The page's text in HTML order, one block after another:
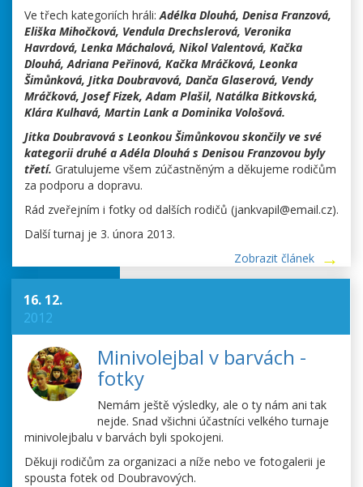
Ve třech kategoriích hráli:Adélka Dlouhá, Denisa Franzová,
Eliška Mihočková, Vendula Drechslerová, Veronika
Havrdová, Lenka Máchalová, Nikol Valentová, Kačka
Dlouhá, Adriana Peřinová, Kačka Mráčková, Leonka
Šimůnková, Jitka Doubravová, Danča Glaserová, Vendy
Mráčková, Josef Fizek, Adam Plašil, Natálka Bitkovská,
Klára Kulhavá, Martin Lank a Dominika Vološová.
Jitka Doubravová s Leonkou Šimůnkovou skončily ve své
kategorii druhé a Adéla Dlouhá s Denisou Franzovou byly
třetí. Gratulujeme všem zúčastněným a děkujeme rodičům
za podporu a dopravu.
Rád zveřejním i fotky od dalších rodičů (jankvapil@email.cz).
Další turnaj je 3. února 2013.
Zobrazit článek
16. 12.
2012
Minivolejbal v barvách -
fotky
Nemám ještě výsledky, ale o ty nám ani tak
nejde. Snad všichni účastníci velkého turnaje
minivolejbalu v barvách byli spokojeni.
Děkuji rodičům za organizaci a níže nebo ve fotogalerii je
spousta fotek od Doubravových.